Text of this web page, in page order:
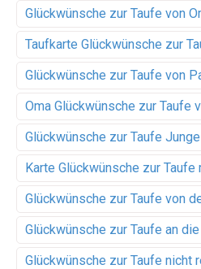
Glückwünsche zur Taufe von
Taufkarte Glückwünsche zur
Glückwünsche zur Taufe von
Oma Glückwünsche zur Taufe
Glückwünsche zur Taufe
Karte Glückwünsche zur Taufe
Glückwünsche zur Taufe von
Glückwünsche zur Taufe an
Glückwünsche zur Taufe nicht